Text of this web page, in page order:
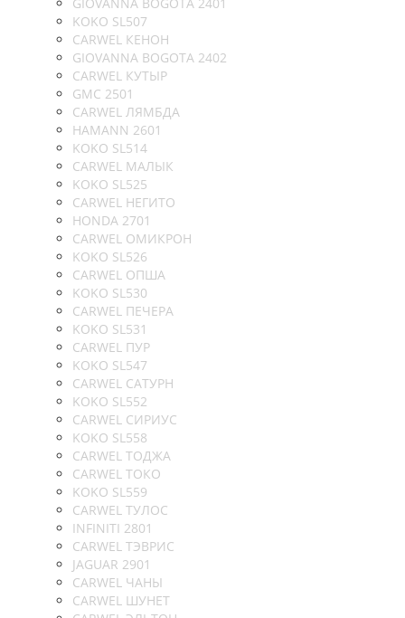
KOKO SL507
CARWEL КЕНОН
GIOVANNA BOGOTA 2402
CARWEL КУТЫР
GMC 2501
CARWEL ЛЯМБДА
HAMANN 2601
KOKO SL514
CARWEL МАЛЫК
KOKO SL525
CARWEL НЕГИТО
HONDA 2701
CARWEL ОМИКРОН
KOKO SL526
CARWEL ОПША
KOKO SL530
CARWEL ПЕЧЕРА
KOKO SL531
CARWEL ПУР
KOKO SL547
CARWEL САТУРН
KOKO SL552
CARWEL СИРИУС
KOKO SL558
CARWEL ТОДЖА
CARWEL ТОКО
KOKO SL559
CARWEL ТУЛОС
INFINITI 2801
CARWEL ТЭВРИС
JAGUAR 2901
CARWEL ЧАНЫ
CARWEL ШУНЕТ